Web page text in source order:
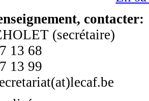
contacter:
(secrétaire)
13 68
13 99